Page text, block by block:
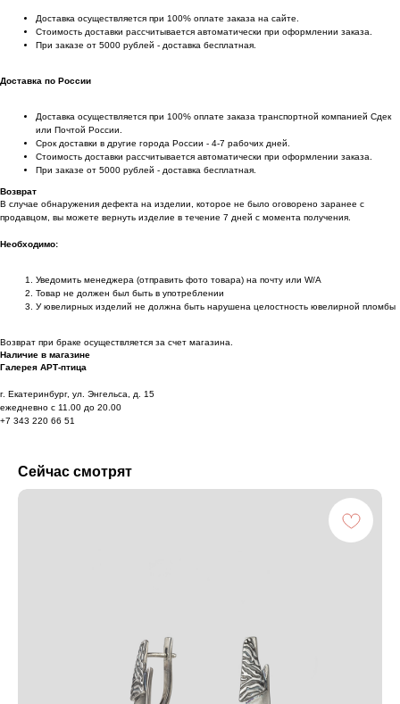
Доставка осуществляется при 100% оплате заказа на сайте.
Стоимость доставки рассчитывается автоматически при оформлении заказа.
При заказе от 5000 рублей - доставка бесплатная.
Доставка по России
Доставка осуществляется при 100% оплате заказа транспортной компанией Сдек
или Почтой России.
Срок доставки в другие города России - 4-7 рабочих дней.
Стоимость доставки рассчитывается автоматически при оформлении заказа.
При заказе от 5000 рублей - доставка бесплатная.
Возврат
В случае обнаружения дефекта на изделии, которое не было оговорено заранее с
продавцом, вы можете вернуть изделие в течение 7 дней с момента получения.
Необходимо:
Уведомить менеджера (отправить фото товара) на почту или W/А
Товар не должен был быть в употреблении
У ювелирных изделий не должна быть нарушена целостность ювелирной пломбы
Возврат при браке осуществляется за счет магазина.
Наличие в магазине
Галерея АРТ-птица
г. Екатеринбург, ул. Энгельса, д. 15
ежедневно с 11.00 до 20.00
+7 343 220 66 51
Сейчас смотрят